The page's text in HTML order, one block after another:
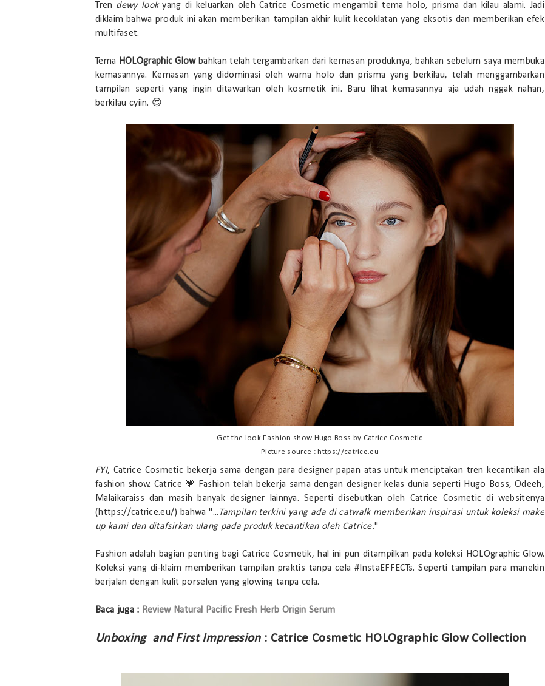
Tren dewy lookyang di keluarkan oleh Catrice Cosmetic mengambil tema holo, prisma dan kilau alami. Jadi
diklaim bahwa produk ini akan memberikan tampilan akhir kulit kecoklatan yang eksotis dan memberikan efek
multifaset.
Tema HOLOgraphic Glowbahkan telah tergambarkan dari kemasan produknya, bahkan sebelum saya membuka
kemasannya. Kemasan yang didominasi oleh warna holo dan prisma yang berkilau, telah menggambarkan
tampilan seperti yang ingin ditawarkan oleh kosmetik ini. Baru lihat kemasannya aja udah nggak nahan,
berkilau cyiin. 😍
Get the look Fashion show Hugo Boss by Catrice Cosmetic
Picture source : https://catrice.eu
FYI, Catrice Cosmetic bekerja sama dengan para designer papan atas untuk menciptakan tren kecantikan ala
fashion show. Catrice 💗 Fashion telah bekerja sama dengan designer kelas dunia seperti Hugo Boss, Odeeh,
Malaikaraiss dan masih banyak designer lainnya. Seperti disebutkan oleh Catrice Cosmetic di websitenya
(https://catrice.eu/) bahwa "...Tampilan terkini yang ada di catwalk memberikan inspirasi untuk koleksi make
up kami dan ditafsirkan ulang pada produk kecantikan oleh Catrice."
Fashion adalah bagian penting bagi Catrice Cosmetik, hal ini pun ditampilkan pada koleksi HOLOgraphic Glow.
Koleksi yang di-klaim memberikan tampilan praktis tanpa cela #InstaEFFECTs. Seperti tampilan para manekin
berjalan dengan kulit porselen yang glowing tanpa cela.
Baca juga : Review Natural Pacific Fresh Herb Origin Serum
Unboxing and First Impression: Catrice Cosmetic HOLOgraphic Glow Collection